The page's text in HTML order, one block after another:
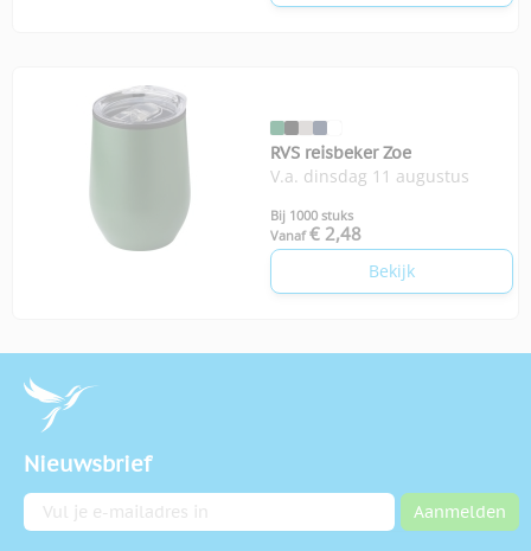
RVS reisbeker Zoe
V.a. dinsdag 11 augustus
Bij 1000 stuks
Vanaf € 2,48
Bekijk
Nieuwsbrief
E-mailadres Aanmelden